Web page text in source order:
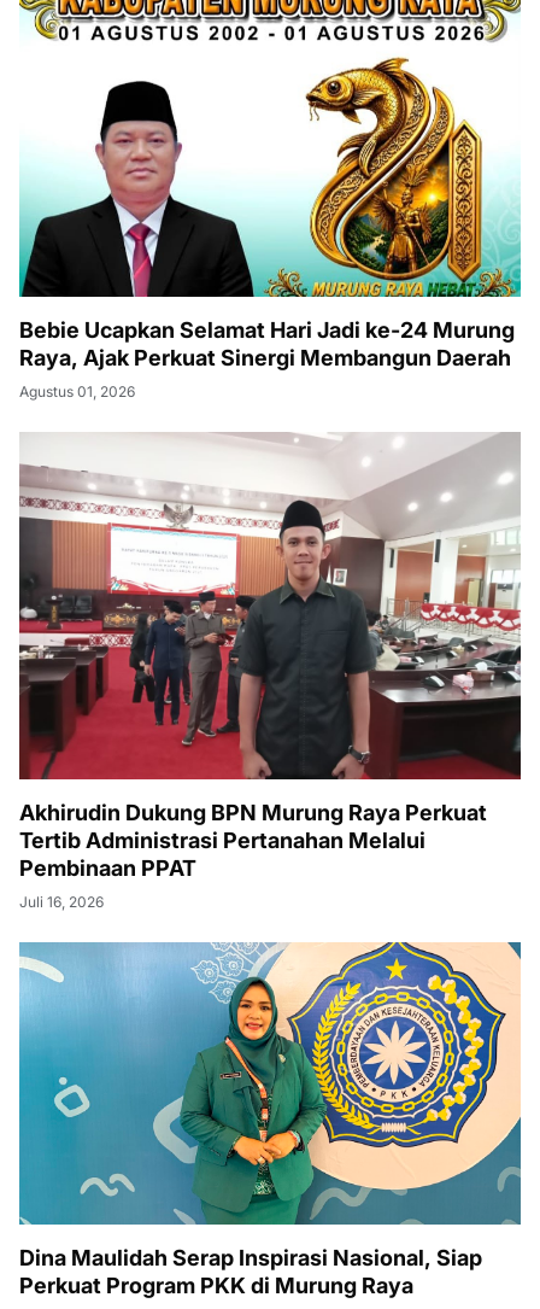
Bebie Ucapkan Selamat Hari Jadi ke-24 Murung
Raya, Ajak Perkuat Sinergi Membangun Daerah
Agustus 01, 2026
Akhirudin Dukung BPN Murung Raya Perkuat
Tertib Administrasi Pertanahan Melalui
Pembinaan PPAT
Juli 16, 2026
Dina Maulidah Serap Inspirasi Nasional, Siap
Perkuat Program PKK di Murung Raya